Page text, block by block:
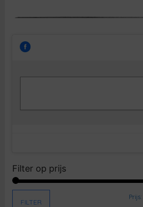
Filter op prijs
FILTER
Prijs: